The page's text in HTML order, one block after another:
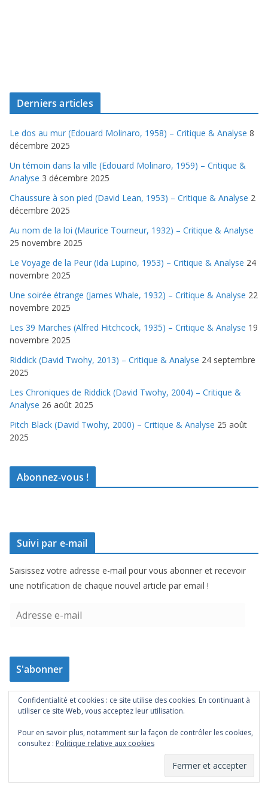
Derniers articles
Le dos au mur (Edouard Molinaro, 1958) – Critique & Analyse 8
décembre 2025
Un témoin dans la ville (Edouard Molinaro, 1959) – Critique &
Analyse 3 décembre 2025
Chaussure à son pied (David Lean, 1953) – Critique & Analyse 2
décembre 2025
Au nom de la loi (Maurice Tourneur, 1932) – Critique & Analyse
25 novembre 2025
Le Voyage de la Peur (Ida Lupino, 1953) – Critique & Analyse 24
novembre 2025
Une soirée étrange (James Whale, 1932) – Critique & Analyse 22
novembre 2025
Les 39 Marches (Alfred Hitchcock, 1935) – Critique & Analyse 19
novembre 2025
Riddick (David Twohy, 2013) – Critique & Analyse 24 septembre
2025
Les Chroniques de Riddick (David Twohy, 2004) – Critique &
Analyse 26 août 2025
Pitch Black (David Twohy, 2000) – Critique & Analyse 25 août
2025
Abonnez-vous !
Suivi par e-mail
Saisissez votre adresse e-mail pour vous abonner et recevoir
une notification de chaque nouvel article par email !
e
s
S'abonner
Rejoignez les 203 autres abonnés
Page Facebook
Confidentialité et cookies : ce site utilise des cookies. En continuant à
utiliser ce site Web, vous acceptez leur utilisation.
Pour en savoir plus, notamment sur la façon de contrôler les cookies,
consultez : Politique relative aux cookies